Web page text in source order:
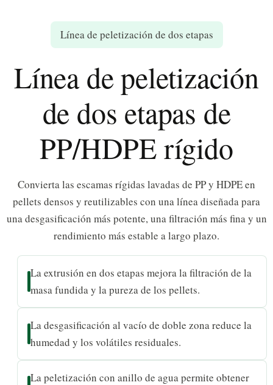
Línea de peletización de dos etapas
Línea de peletización
de dos etapas de
PP/HDPE rígido
Convierta las escamas rígidas lavadas de PP y HDPE en
pellets densos y reutilizables con una línea diseñada para
una desgasificación más potente, una filtración más fina y un
rendimiento más estable a largo plazo.
La extrusión en dos etapas mejora la filtración de la
masa fundida y la pureza de los pellets.
La desgasificación al vacío de doble zona reduce la
humedad y los volátiles residuales.
La peletización con anillo de agua permite obtener